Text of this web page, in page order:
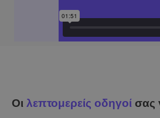
Οιλεπτομερείς οδηγοί σας